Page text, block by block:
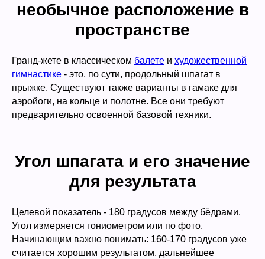
необычное расположение в
пространстве
Гранд-жете в классическом балете и художественной
гимнастике - это, по сути, продольный шпагат в
прыжке. Существуют также варианты в гамаке для
аэройоги, на кольце и полотне. Все они требуют
предварительно освоенной базовой техники.
Угол шпагата и его значение
для результата
Целевой показатель - 180 градусов между бёдрами.
Угол измеряется гониометром или по фото.
Начинающим важно понимать: 160-170 градусов уже
считается хорошим результатом, дальнейшее